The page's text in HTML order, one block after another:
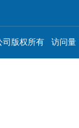
司版权所有 访问量